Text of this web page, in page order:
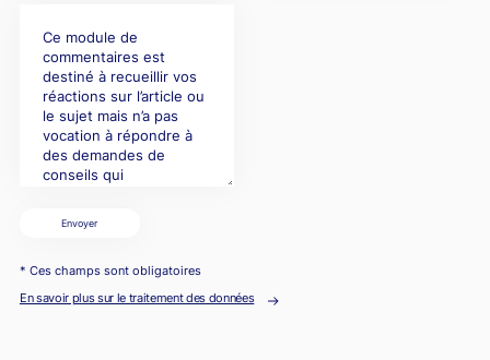
Envoyer
* Ces champs sont obligatoires
En savoir plus sur le traitement des données